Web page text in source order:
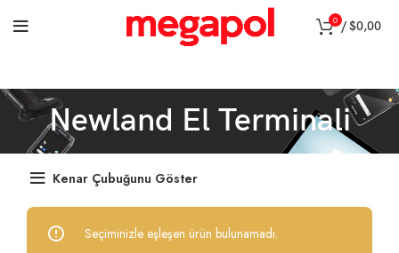
0 /$0,00
Newland El Terminali
Kenar Çubuğunu Göster
Seçiminizle eşleşen ürün bulunamadı.